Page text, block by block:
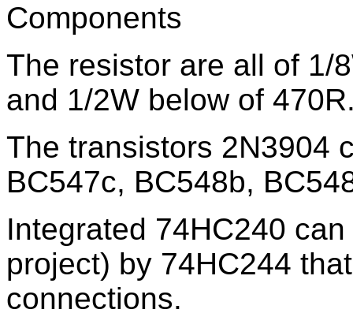
Components
The resistor are all of 1/
and 1/2W below of
The transistors 2N3904
BC547c, BC548b,
Integrated 74HC240
project) by 74HC244
connections.